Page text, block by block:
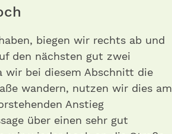
biegen wir rechts ab und
den nächsten gut zwei
wir bei diesem Abschnitt die
wandern, nutzen wir dies am
Anstieg
über einen sehr gut